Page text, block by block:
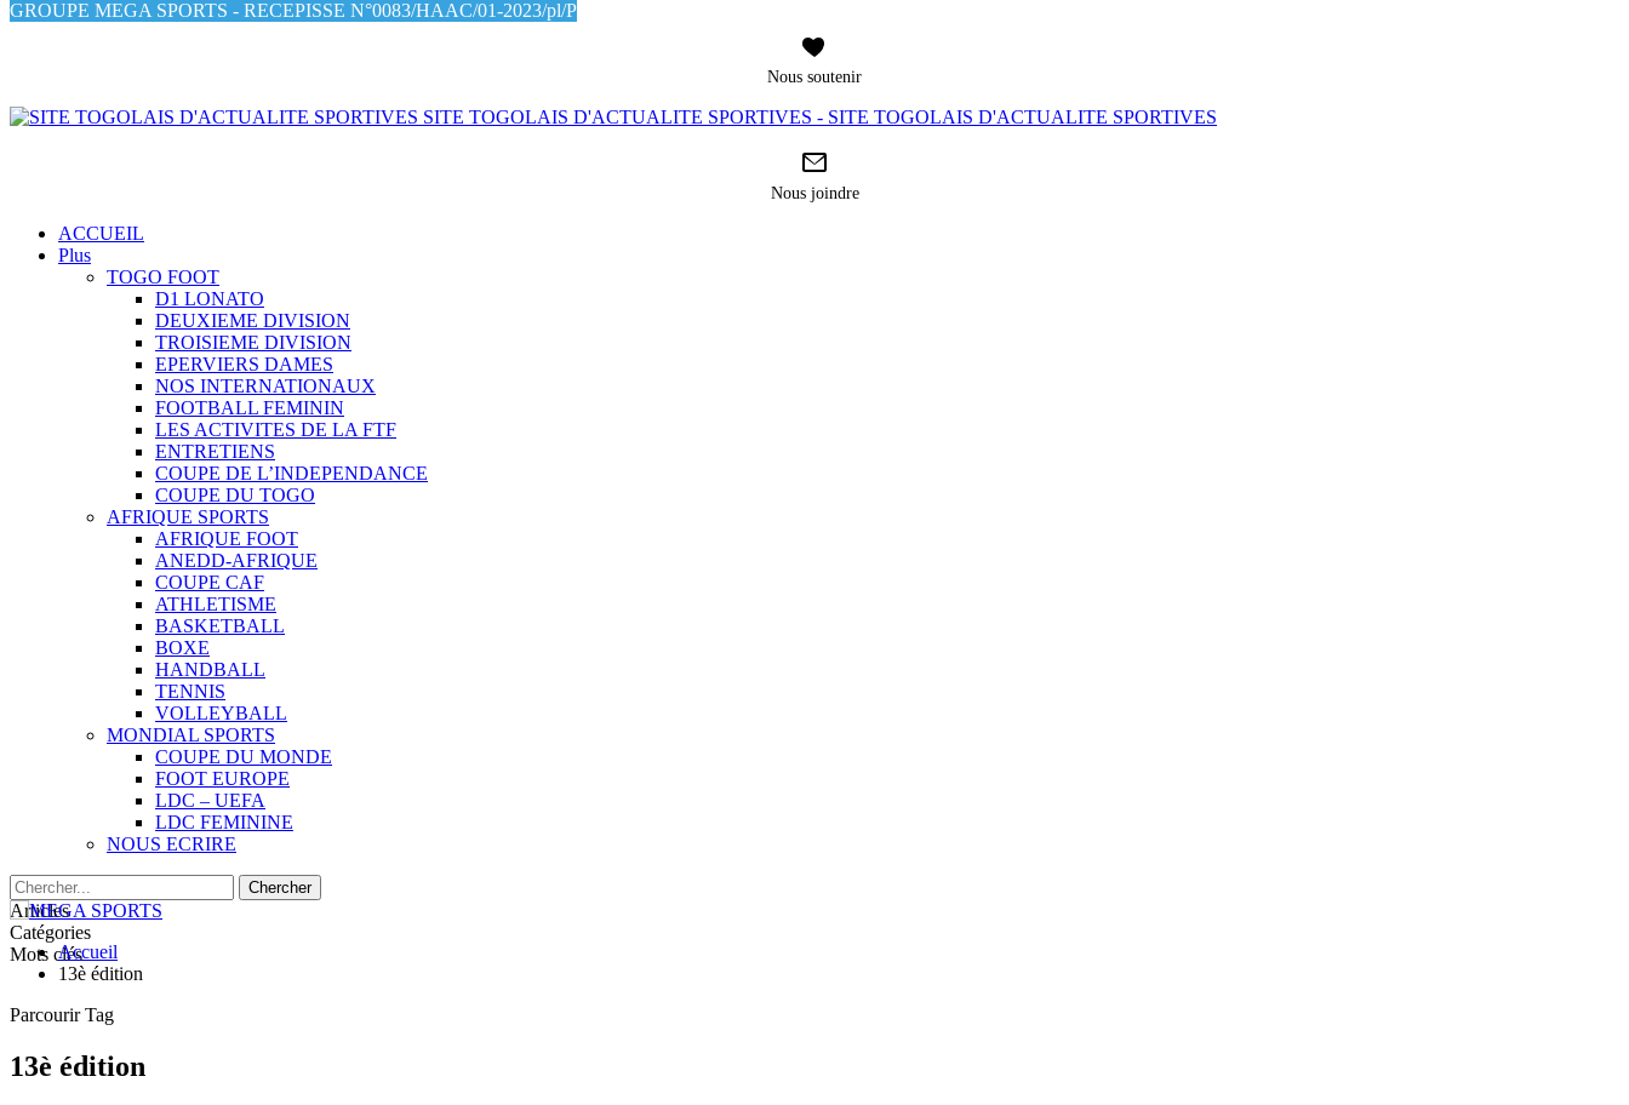
GROUPE MEGA SPORTS - RECEPISSE N°0083/HAAC/01-2023/pl/P
Nous soutenir
SITE TOGOLAIS D'ACTUALITE SPORTIVES - SITE TOGOLAIS D'ACTUALITE SPORTIVES
Nous joindre
ACCUEIL
Plus
TOGO FOOT
D1 LONATO
DEUXIEME DIVISION
TROISIEME DIVISION
EPERVIERS DAMES
NOS INTERNATIONAUX
FOOTBALL FEMININ
LES ACTIVITES DE LA FTF
ENTRETIENS
COUPE DE L’INDEPENDANCE
COUPE DU TOGO
AFRIQUE SPORTS
AFRIQUE FOOT
ANEDD-AFRIQUE
COUPE CAF
ATHLETISME
BASKETBALL
BOXE
HANDBALL
TENNIS
VOLLEYBALL
MONDIAL SPORTS
COUPE DU MONDE
FOOT EUROPE
LDC – UEFA
LDC FEMININE
NOUS ECRIRE
Articles
Catégories
Mots clésAccueil
13è édition
Parcourir Tag
13è édition